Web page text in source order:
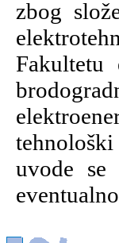
zbog
Fakultetu
uvode se